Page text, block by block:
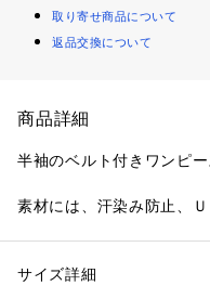
取り寄せ商品について
返品交換について
商品詳細
半袖のベルト付きワンピー
素材には、汗染み防止、
カシュクールデザインな
性別：レディース
サイズ詳細